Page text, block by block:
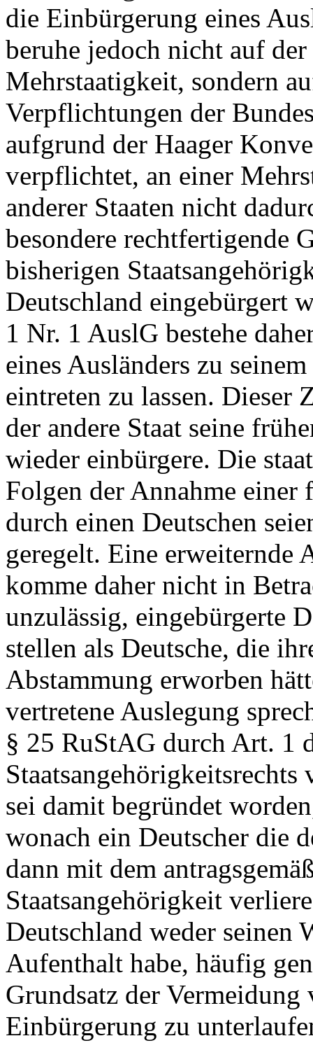
die Einbürgerung eines
beruhe jedoch nicht auf
Mehrstaatigkeit, sondern
Verpflichtungen der
aufgrund der Haager
verpflichtet, an einer
anderer Staaten nicht
besondere rechtfertigende
bisherigen
Deutschland eingebürgert
1 Nr. 1 AuslG bestehe
eines Ausländers zu
eintreten zu lassen. Dieser
der andere Staat seine
wieder einbürgere. Die
Folgen der Annahme einer
durch einen Deutschen
geregelt. Eine erweiternde
komme daher nicht in
unzulässig, eingebürgerte
stellen als Deutsche, die
Abstammung erworben
vertretene Auslegung
§ 25 RuStAG durch Art. 1
sei damit begründet
wonach ein Deutscher die
dann mit dem
Staatsangehörigkeit
Deutschland weder seinen
Aufenthalt habe, häufig
Grundsatz der
Einbürgerung zu